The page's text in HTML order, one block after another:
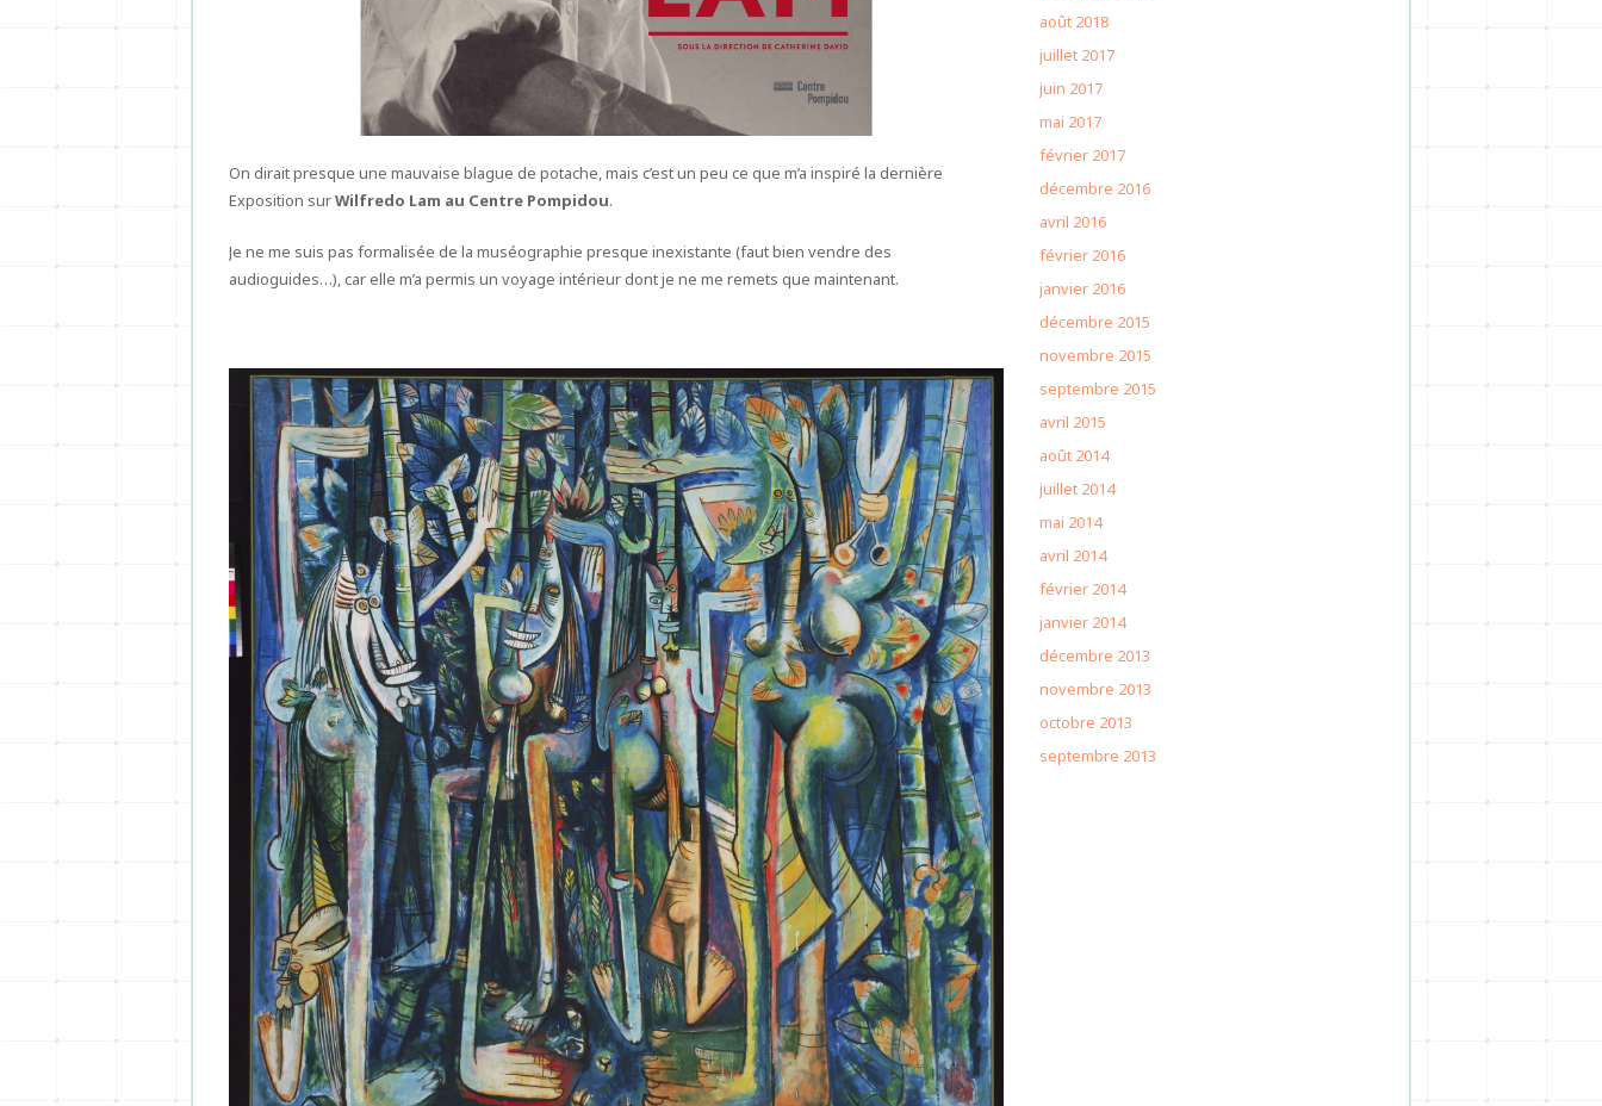
On dirait presque une mauvaise blague de potache, mais c’est un peu ce que m’a inspiré la dernière
Exposition surWilfredo Lam au Centre Pompidou.
Je ne me suis pas formalisée de la muséographie presque inexistante (faut bien vendre des
audioguides…), car elle m’a permis un voyage intérieur dont je ne me remets que maintenant.
août 2018
juillet 2017
juin 2017
mai 2017
février 2017
décembre 2016
avril 2016
février 2016
janvier 2016
décembre 2015
novembre 2015
septembre 2015
avril 2015
août 2014
juillet 2014
mai 2014
avril 2014
février 2014
janvier 2014
décembre 2013
novembre 2013
octobre 2013
septembre 2013